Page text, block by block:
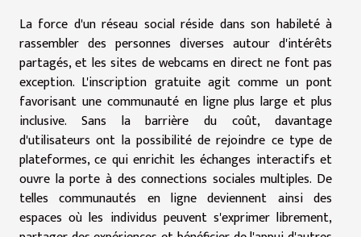
La force d'un réseau social réside dans son habileté à
rassembler des personnes diverses autour d'intérêts
partagés, et les sites de webcams en direct ne font pas
exception. L'inscription gratuite agit comme un pont
favorisant une communauté en ligne plus large et plus
inclusive. Sans la barrière du coût, davantage
d'utilisateurs ont la possibilité de rejoindre ce type de
plateformes, ce qui enrichit les échanges interactifs et
ouvre la porte à des connections sociales multiples. De
telles communautés en ligne deviennent ainsi des
espaces où les individus peuvent s'exprimer librement,